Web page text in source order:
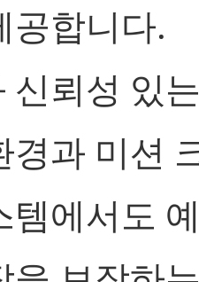
공합니다.
신뢰성 있
경과 미션
템에서도